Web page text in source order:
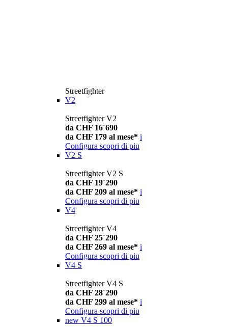
Streetfighter
V2
Streetfighter V2
da CHF 16´690
da CHF 179 al mese* i
Configura scopri di piu
V2 S
Streetfighter V2 S
da CHF 19´290
da CHF 209 al mese* i
Configura scopri di piu
V4
Streetfighter V4
da CHF 25´290
da CHF 269 al mese* i
Configura scopri di piu
V4 S
Streetfighter V4 S
da CHF 28´290
da CHF 299 al mese* i
Configura scopri di piu
new V4 S 100